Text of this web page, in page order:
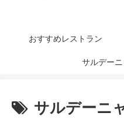
おすすめレストラン
サルデー
サルデーニ